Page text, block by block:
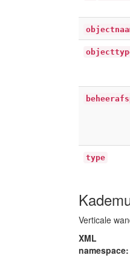
type
Verticale
XML
namespace: